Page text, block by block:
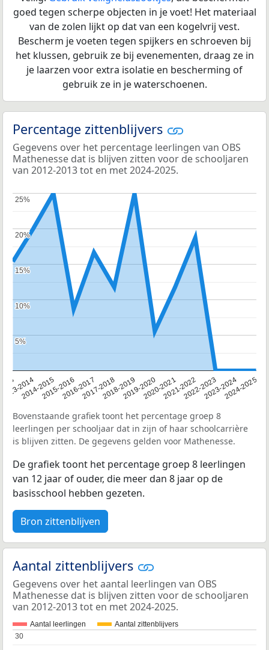
goed tegen scherpe objecten in je voet! Het materiaal
van de zolen lijkt op dat van een kogelvrij vest.
Bescherm je voeten tegen spijkers en schroeven bij
het klussen, gebruik ze bij evenementen, draag ze in
je laarzen voor extra isolatie en bescherming of
gebruik ze in je waterschoenen.
Percentage zittenblijvers
Gegevens over het percentage leerlingen van OBS
Mathenesse dat is blijven zitten voor de schooljaren
van 2012-2013 tot en met 2024-2025.
2013-20142014-20152015-20162016-20172017-20182018-20192019-20202020-20212021-20222022-20232023-20242024-2025
5%
5%
10%
10%
15%
15%
20%
20%
25%
25%
Bovenstaande grafiek toont het percentage groep 8
leerlingen per schooljaar dat in zijn of haar schoolcarrière
is blijven zitten. De gegevens gelden voor Mathenesse.
De grafiek toont het percentage groep 8 leerlingen
van 12 jaar of ouder, die meer dan 8 jaar op de
basisschool hebben gezeten.
Bron zittenblijven
Aantal zittenblijvers
Gegevens over het aantal leerlingen van OBS
Mathenesse dat is blijven zitten voor de schooljaren
van 2012-2013 tot en met 2024-2025.
Aantal leerlingen Aantal zittenblijvers
30
30